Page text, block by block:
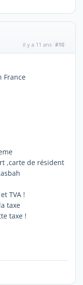
il y a 11 ans #10
France
,carte de résident
TVA !
taxe
taxe !